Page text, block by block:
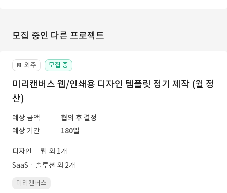
모집 중인 다른 프로젝트
📔 외주 모집 중
미리캔버스 웹/인쇄용 디자인 템플릿 정기 제작 (월 정
산)
예상 금액
협의 후 결정
예상 기간
180일
디자인
웹 외 1개
SaaSㆍ솔루션 외 2개
미리캔버스